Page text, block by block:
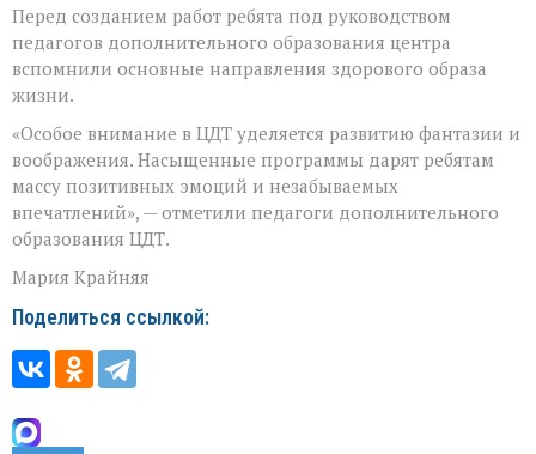
Перед созданием работ ребята под руководством
педагогов дополнительного образования центра
вспомнили основные направления здорового образа
жизни.
«Особое внимание в ЦДТ уделяется развитию фантазии и
воображения. Насыщенные программы дарят ребятам
массу позитивных эмоций и незабываемых
впечатлений», — отметили педагоги дополнительного
образования ЦДТ.
Мария Крайняя
Поделиться ссылкой: